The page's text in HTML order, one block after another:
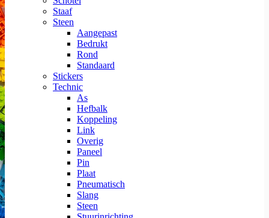
Staaf
Steen
Aangepast
Bedrukt
Rond
Standaard
Stickers
Technic
As
Hefbalk
Koppeling
Link
Overig
Paneel
Pin
Plaat
Pneumatisch
Slang
Steen